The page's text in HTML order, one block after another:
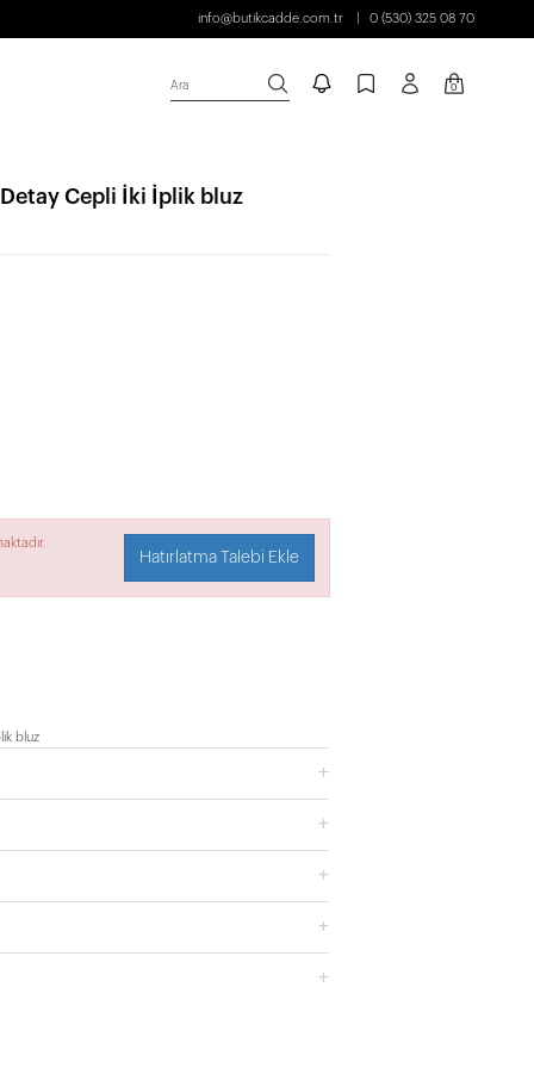
info@butikcadde.com.tr 0 (530) 325 08 70
Ara 0
Cepli İki İplik bluz
Hatırlatma Talebi Ekle
bluz